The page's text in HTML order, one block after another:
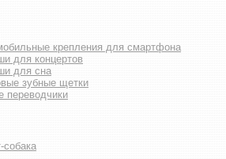
крепления для смартфона
для концертов
для сна
зубные щетки
переводчики
собака